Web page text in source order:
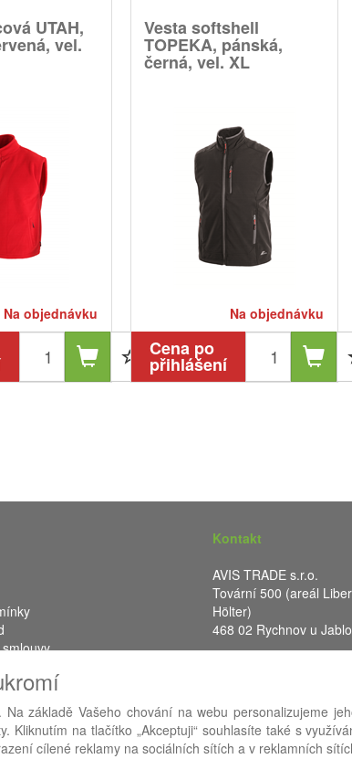
UTAH,
vel.
Na objednávku
Vesta softshell
TOPEKA, pánská,
černá, vel. XL
Na objednávku
Cena po
přihlášení
Kontakt
AVIS TRADE s.r.o.
Tovární 500 (areál
Hölter)
468 02 Rychnov u
eShop- nejlepší řešení e-commerce pro náš procesní
základě Vašeho chování na webu personalizujeme
Kliknutím na tlačítko „Akceptuji“ souhlasíte také s
cílené reklamy na sociálních sítích a v reklamních